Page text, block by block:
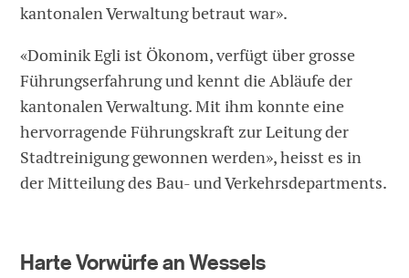
kantonalen Verwaltung betraut war».
«Dominik Egli ist Ökonom, verfügt über grosse
Führungserfahrung und kennt die Abläufe der
kantonalen Verwaltung. Mit ihm konnte eine
hervorragende Führungskraft zur Leitung der
Stadtreinigung gewonnen werden», heisst es in
der Mitteilung des Bau- und Verkehrsdepartments.
Harte Vorwürfe an Wessels